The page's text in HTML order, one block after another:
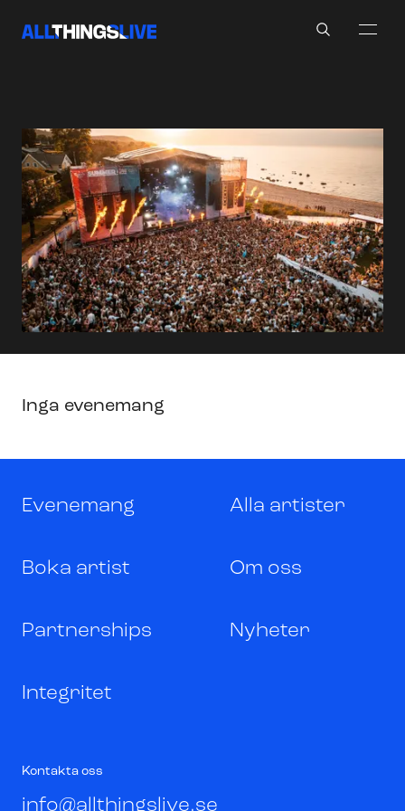
Inga evenemang
Evenemang Alla artister
Boka artist Om oss
Partnerships Nyheter
Integritet
Kontakta oss
info@allthingslive.se